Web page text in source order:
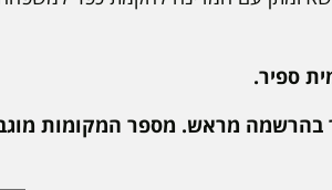
בהרשמה מראש. מספר המקומות